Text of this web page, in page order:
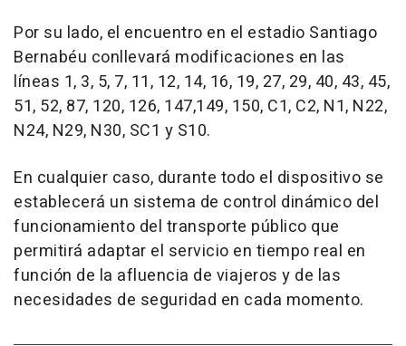
Por su lado, el encuentro en el estadio Santiago
Bernabéu conllevará modificaciones en las
líneas 1, 3, 5, 7, 11, 12, 14, 16, 19, 27, 29, 40, 43, 45,
51, 52, 87, 120, 126, 147,149, 150, C1, C2, N1, N22,
N24, N29, N30, SC1 y S10.
En cualquier caso, durante todo el dispositivo se
establecerá un sistema de control dinámico del
funcionamiento del transporte público que
permitirá adaptar el servicio en tiempo real en
función de la afluencia de viajeros y de las
necesidades de seguridad en cada momento.